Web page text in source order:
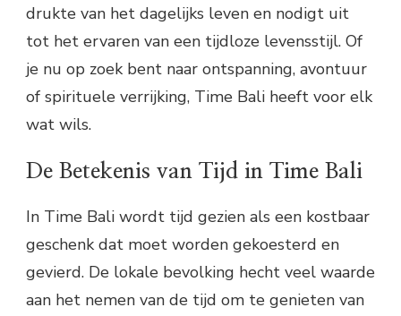
drukte van het dagelijks leven en nodigt uit
tot het ervaren van een tijdloze levensstijl. Of
je nu op zoek bent naar ontspanning, avontuur
of spirituele verrijking, Time Bali heeft voor elk
wat wils.
De Betekenis van Tijd in Time Bali
In Time Bali wordt tijd gezien als een kostbaar
geschenk dat moet worden gekoesterd en
gevierd. De lokale bevolking hecht veel waarde
aan het nemen van de tijd om te genieten van